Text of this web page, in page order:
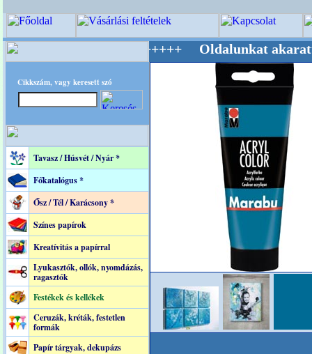
Cikkszám, vagy keresett szó
Tavasz / Húsvét / Nyár *
Főkatalógus *
Ősz / Tél / Karácsony *
Színes papírok
Kreatívitás a papírral
Lyukasztók, ollók, nyomdázás,
ragasztók
Festékek és kellékek
Ceruzák, kréták, festetlen
formák
Papír tárgyak, dekupázs
Mestere! +++++++ Oldalunkat akarattal